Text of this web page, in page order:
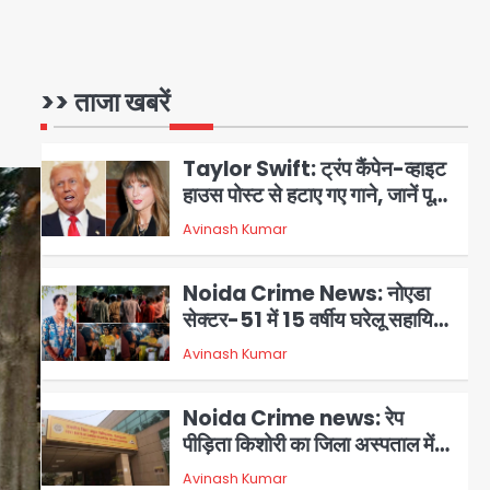
>> ताजा खबरें
1
फ्रॉड
2
Taylor Swift: ट्रंप कैंपेन-व्हाइट
हाउस पोस्ट से हटाए गए गाने, जानें पूरा
विवाद
Avinash Kumar
3
Noida Crime News: नोएडा
सेक्टर-51 में 15 वर्षीय घरेलू सहायिका
का शव पंखे से लटका मिला
Avinash Kumar
Noida Crime news: रेप
पीड़िता किशोरी का जिला अस्पताल में
हुआ गर्भपात, उधर सेक्टर-49 में
Avinash Kumar